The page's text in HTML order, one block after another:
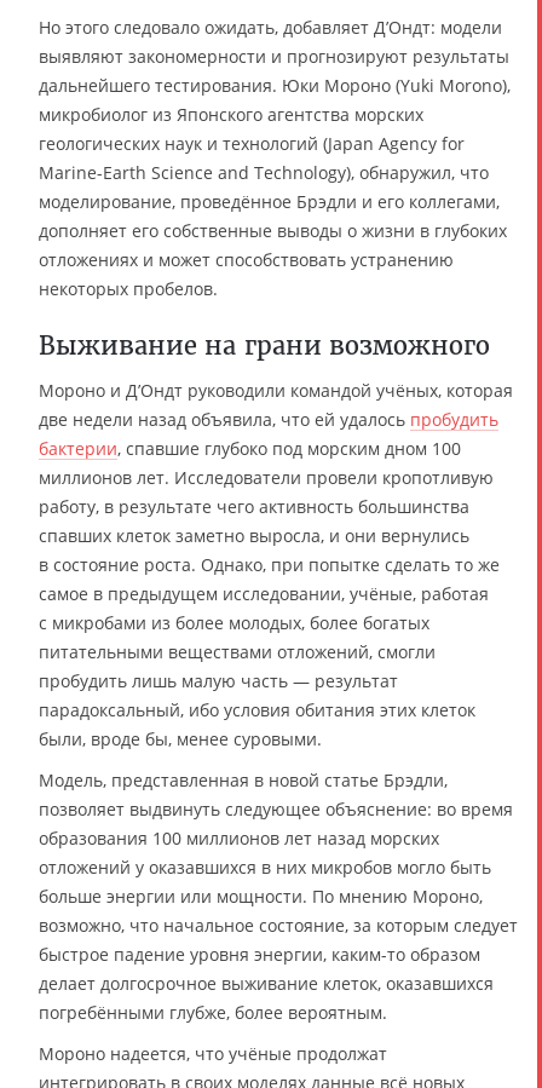
Но этого следовало ожидать, добавляет Д’Ондт: модели
выявляют закономерности и прогнозируют результаты
дальнейшего тестирования. Юки Мороно (Yuki Morono),
микробиолог из Японского агентства морских
геологических наук и технологий (Japan Agency for
Marine-Earth Science and Technology), обнаружил, что
моделирование, проведённое Брэдли и его коллегами,
дополняет его собственные выводы о жизни в глубоких
отложениях и может способствовать устранению
некоторых пробелов.
Выживание на грани возможного
Мороно и Д’Ондт руководили командой учёных, которая
две недели назад объявила, что ей удалось пробудить
бактерии, спавшие глубоко под морским дном 100
миллионов лет. Исследователи провели кропотливую
работу, в результате чего активность большинства
спавших клеток заметно выросла, и они вернулись
в состояние роста. Однако, при попытке сделать то же
самое в предыдущем исследовании, учёные, работая
с микробами из более молодых, более богатых
питательными веществами отложений, смогли
пробудить лишь малую часть — результат
парадоксальный, ибо условия обитания этих клеток
были, вроде бы, менее суровыми.
Модель, представленная в новой статье Брэдли,
позволяет выдвинуть следующее объяснение: во время
образования 100 миллионов лет назад морских
отложений у оказавшихся в них микробов могло быть
больше энергии или мощности. По мнению Мороно,
возможно, что начальное состояние, за которым следует
быстрое падение уровня энергии, каким-то образом
делает долгосрочное выживание клеток, оказавшихся
погребёнными глубже, более вероятным.
Мороно надеется, что учёные продолжат
интегрировать в своих моделях данные всё новых